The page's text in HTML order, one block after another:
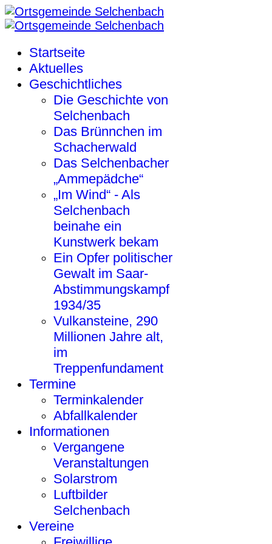
Startseite
Aktuelles
Geschichtliches
Die Geschichte von
Selchenbach
Das Brünnchen im
Schacherwald
Das Selchenbacher
„Ammepädche“
„Im Wind“ - Als
Selchenbach
beinahe ein
Kunstwerk bekam
Ein Opfer politischer
Gewalt im Saar-
Abstimmungskampf
1934/35
Vulkansteine, 290
Millionen Jahre alt,
im
Treppenfundament
Termine
Terminkalender
Abfallkalender
Informationen
Vergangene
Veranstaltungen
Solarstrom
Luftbilder
Selchenbach
Vereine